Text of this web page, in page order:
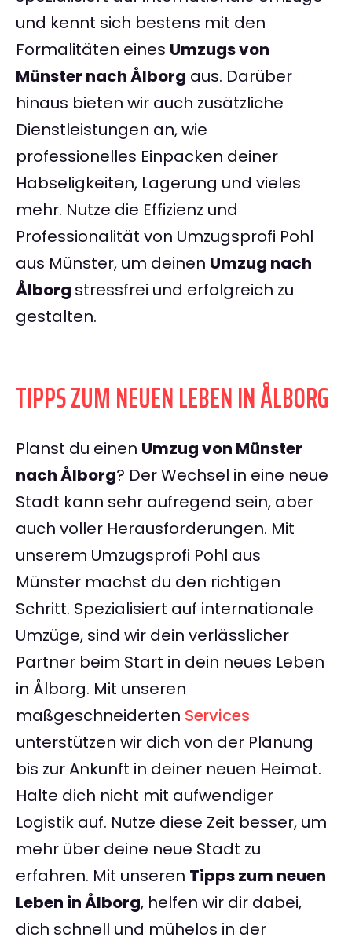
und kennt sich bestens mit den
Formalitäten eines Umzugs von
Münster nach Ålborg aus. Darüber
hinaus bieten wir auch zusätzliche
Dienstleistungen an, wie
professionelles Einpacken deiner
Habseligkeiten, Lagerung und vieles
mehr. Nutze die Effizienz und
Professionalität von Umzugsprofi Pohl
aus Münster, um deinen Umzug nach
Ålborg stressfrei und erfolgreich zu
gestalten.
TIPPS ZUM NEUEN LEBEN IN ÅLBORG
Planst du einen Umzug von Münster
nach Ålborg? Der Wechsel in eine neue
Stadt kann sehr aufregend sein, aber
auch voller Herausforderungen. Mit
unserem Umzugsprofi Pohl aus
Münster machst du den richtigen
Schritt. Spezialisiert auf internationale
Umzüge, sind wir dein verlässlicher
Partner beim Start in dein neues Leben
in Ålborg. Mit unseren
maßgeschneiderten Services
unterstützen wir dich von der Planung
bis zur Ankunft in deiner neuen Heimat.
Halte dich nicht mit aufwendiger
Logistik auf. Nutze diese Zeit besser, um
mehr über deine neue Stadt zu
erfahren. Mit unseren Tipps zum neuen
Leben in Ålborg, helfen wir dir dabei,
dich schnell und mühelos in der